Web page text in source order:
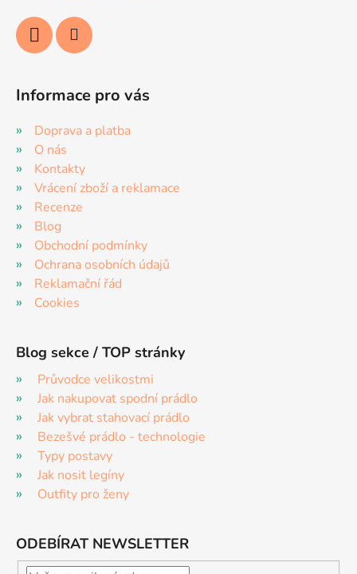
Informace pro vás
Doprava a platba
O nás
Kontakty
Vrácení zboží a reklamace
Recenze
Blog
Obchodní podmínky
Ochrana osobních údajů
Reklamační řád
Cookies
Blog sekce / TOP stránky
Průvodce velikostmi
Jak nakupovat spodní prádlo
Jak vybrat stahovací prádlo
Bezešvé prádlo - technologie
Typy postavy
Jak nosit legíny
Outfity pro ženy
ODEBÍRAT NEWSLETTER